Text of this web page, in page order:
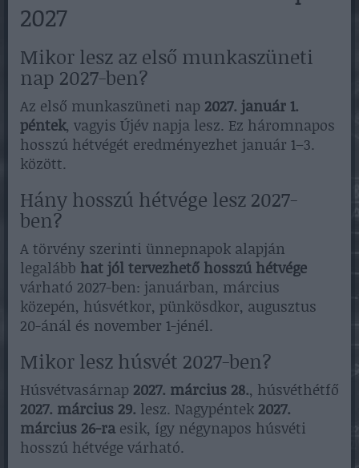
2027
Mikor lesz az első munkaszüneti
nap 2027-ben?
Az első munkaszüneti nap 2027. január 1.
péntek, vagyis Újév napja lesz. Ez háromnapos
hosszú hétvégét eredményezhet január 1–3.
között.
Hány hosszú hétvége lesz 2027-
ben?
A törvény szerinti ünnepnapok alapján
legalább hat jól tervezhető hosszú hétvége
várható 2027-ben: januárban, március
közepén, húsvétkor, pünkösdkor, augusztus
20-ánál és november 1-jénél.
Mikor lesz húsvét 2027-ben?
Húsvétvasárnap 2027. március 28., húsvéthétfő
2027. március 29. lesz. Nagypéntek 2027.
március 26-ra esik, így négynapos húsvéti
hosszú hétvége várható.